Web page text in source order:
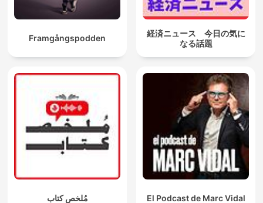
Framgångspodden
経済ニュース 今日の気に
なる話題
مُلخص كتاب El Podcast de Marc Vidal